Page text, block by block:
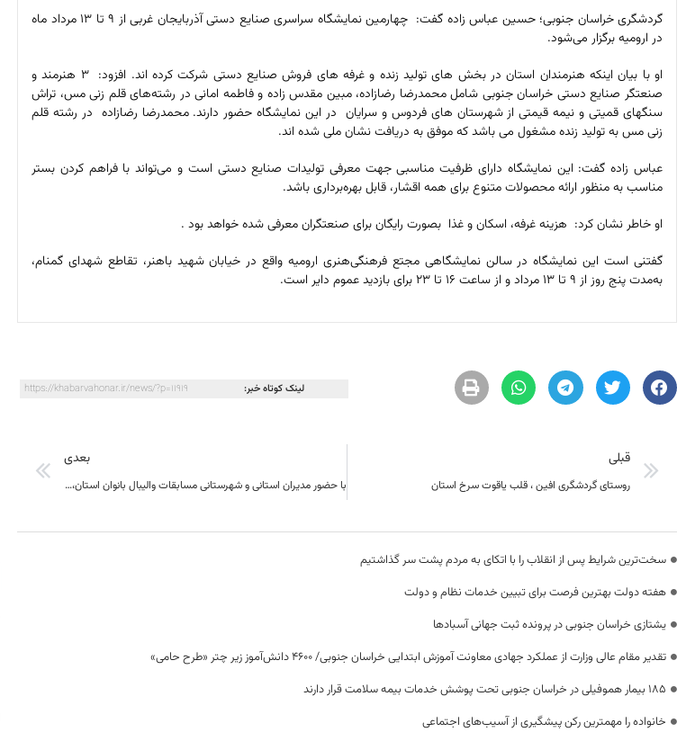
گردشگری خراسان جنوبی؛ حسین عباس زاده گفت: چهارمین نمایشگاه سراسری صنایع دستی آذربایجان غربی از 9 تا 13 مرداد ماه
در ارومیه برگزار می‌شود.
او با بیان اینکه هنرمندان استان در بخش های تولید زنده و غرفه های فروش صنایع دستی شرکت کرده اند. افزود: 3 هنرمند و
صنعتگر صنایع دستی خراسان جنوبی شامل محمدرضا رضازاده، مبین مقدس زاده و فاطمه امانی در رشته‌های قلم زنی مس، تراش
سنگهای قمیتی و نیمه قیمتی از شهرستان های فردوس و سرایان در این نمایشگاه حضور دارند. محمدرضا رضازاده در رشته قلم
زنی مس به تولید زنده مشغول می باشد که موفق به دریافت نشان ملی شده اند.
عباس زاده گفت: این نمایشگاه دارای ظرفیت مناسبی جهت معرفی تولیدات صنایع دستی است و می‌تواند با فراهم کردن بستر
مناسب به منظور ارائه محصولات متنوع برای همه اقشار، قابل بهره‌برداری باشد.
او خاطر نشان کرد: هزینه غرفه، اسکان و غذا بصورت رایگان برای صنعتگران معرفی شده خواهد بود .
گفتنی است این نمایشگاه در سالن نمایشگاهی مجتع فرهنگی‌هنری ارومیه ‌واقع در خیابان شهید باهنر، تقاطع شهدای گمنام،
به‌مدت پنج روز از 9 تا 13 مرداد و از ساعت 16 تا 23 برای بازدید عموم دایر است.
لینک کوتاه خبر: https://khabarvahonar.ir/news/?p=11919
قبلی
روستای گردشگری افین ، قلب یاقوت سرخ استان
بعدی
با حضور مدیران استانی و شهرستانی مسابقات والیبال بانوان استان، جام کرامت، به کا ر خود پایان داد .
سخت‌ترین شرایط پس از انقلاب را با اتکای به مردم پشت سر گذاشتیم
هفته دولت بهترین فرصت برای تبیین خدمات نظام و دولت
یشتازی خراسان جنوبی در پرونده ثبت جهانی آسبادها
تقدیر مقام عالی وزارت از عملکرد جهادی معاونت آموزش ابتدایی خراسان جنوبی/ ۴۶۰۰ دانش‌آموز زیر چتر «طرح حامی»
۱۸۵ بیمار هموفیلی در خراسان جنوبی تحت پوشش خدمات بیمه سلامت قرار دارند
خانواده را مهمترین رکن پیشگیری از آسیب‌های اجتماعی